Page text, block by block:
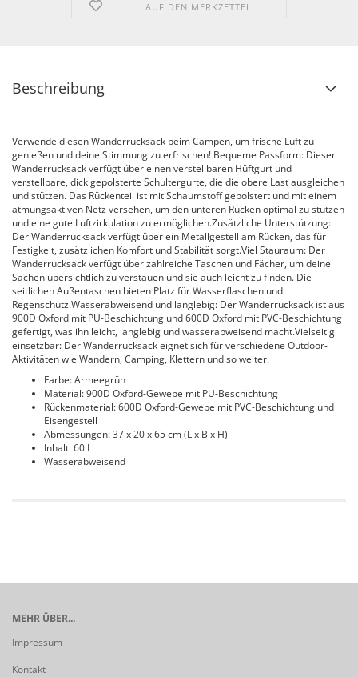
AUF DEN MERKZETTEL
Beschreibung
Verwende diesen Wanderrucksack beim Campen, um frische Luft zu
genießen und deine Stimmung zu erfrischen! Bequeme Passform: Dieser
Wanderrucksack verfügt über einen verstellbaren Hüftgurt und
verstellbare, dick gepolsterte Schultergurte, die die obere Last ausgleichen
und stützen. Das Rückenteil ist mit Schaumstoff gepolstert und mit einem
atmungsaktiven Netz versehen, um den unteren Rücken optimal zu stützen
und eine gute Luftzirkulation zu ermöglichen.Zusätzliche Unterstützung:
Der Wanderrucksack verfügt über ein Metallgestell am Rücken, das für
Festigkeit, zusätzlichen Komfort und Stabilität sorgt.Viel Stauraum: Der
Wanderrucksack verfügt über zahlreiche Taschen und Fächer, um deine
Sachen übersichtlich zu verstauen und sie auch leicht zu finden. Die
seitlichen Außentaschen bieten Platz für Wasserflaschen und
Regenschutz.Wasserabweisend und langlebig: Der Wanderrucksack ist aus
900D Oxford mit PU-Beschichtung und 600D Oxford mit PVC-Beschichtung
gefertigt, was ihn leicht, langlebig und wasserabweisend macht.Vielseitig
einsetzbar: Der Wanderrucksack eignet sich für verschiedene Outdoor-
Aktivitäten wie Wandern, Camping, Klettern und so weiter.
Farbe: Armeegrün
Material: 900D Oxford-Gewebe mit PU-Beschichtung
Rückenmaterial: 600D Oxford-Gewebe mit PVC-Beschichtung und
Eisengestell
Abmessungen: 37 x 20 x 65 cm (L x B x H)
Inhalt: 60 L
Wasserabweisend
MEHR ÜBER...
Impressum
Kontakt